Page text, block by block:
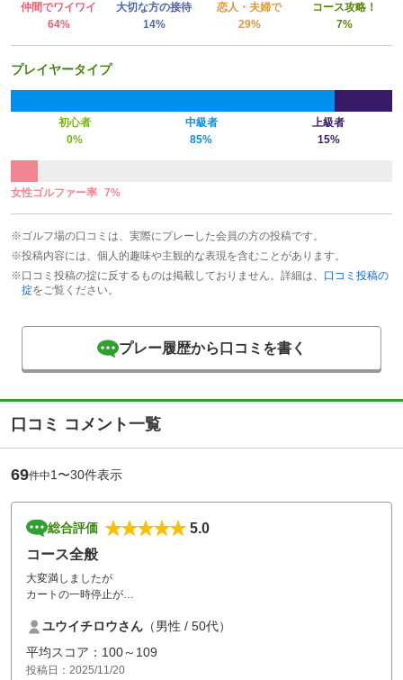
仲間でワイワイ 大切な方の接待 恋人・夫婦で
コース攻略！
64%
14% 29% 7%
プレイヤータイプ
初心者 中級者
上級者
0%
85% 15%
女性ゴルファー率 7%
※ゴルフ場の口コミは、実際にプレーした会員の方の投稿です。
※投稿内容には、個人的趣味や主観的な表現を含むことがあります。
※口コミ投稿の掟に反するものは掲載しておりません。詳細は、 口コミ投稿の
掟をご覧ください。
プレー履歴から口コミを書く
口コミ コメント一覧
69件中1〜30件表示
総合評価
5.0
コース全般
大変満しましたが
カートの一時停止が
ユウイチロウさん （男性 / 50代）
平均スコア：100～109
投稿日：2025/11/20